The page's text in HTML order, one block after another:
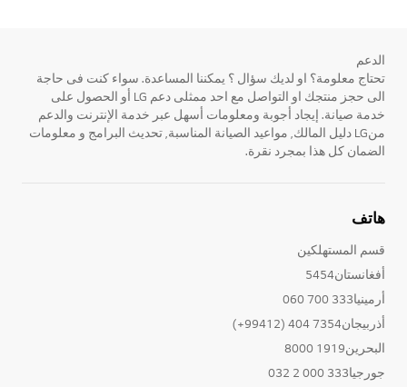
الدعم
تحتاج معلومة؟ او لديك سؤال ؟ يمكننا المساعدة. سواء كنت فى حاجة
الى حجز منتجك او التواصل مع احد ممثلى دعم LG أو الحصول على
خدمة صيانة. إيجاد أجوبة ومعلومات أسهل عبر خدمة الإنترنت والدعم
منLG دليل المالك, مواعيد الصيانة المناسبة, تحديث البرامج و معلومات
الضمان كل هذا بمجرد نقرة.
هاتف
قسم المستهلكين
أفغانستان5454
أرمينيا333 700 060
أذربيجان7354 404 (99412+)
البحرين1919 8000
جورجيا333 000 2 032